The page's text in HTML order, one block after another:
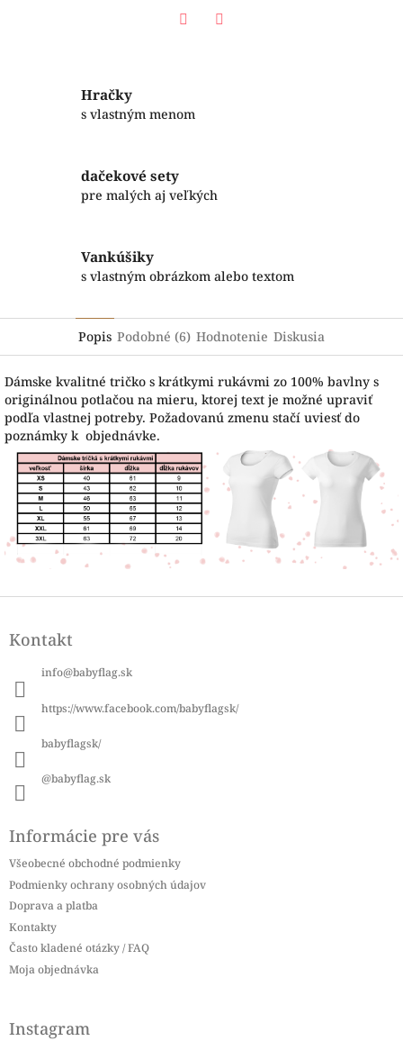
Hračky
s vlastným menom
dačekové sety
pre malých aj veľkých
Vankúšiky
s vlastným obrázkom alebo textom
Popis Podobné (6) Hodnotenie Diskusia
Dámske kvalitné tričko s krátkymi rukávmi zo 100% bavlny s
originálnou potlačou na mieru, ktorej text je možné upraviť
podľa vlastnej potreby. Požadovanú zmenu stačí uviesť do
poznámky k objednávke.
pKontakt
info@babyflag.sk
https://www.facebook.com/babyflagsk/
babyflagsk/
@babyflag.sk
Informácie pre vás
Všeobecné obchodné podmienky
Podmienky ochrany osobných údajov
Doprava a platba
Kontakty
Často kladené otázky / FAQ
Moja objednávka
Instagram